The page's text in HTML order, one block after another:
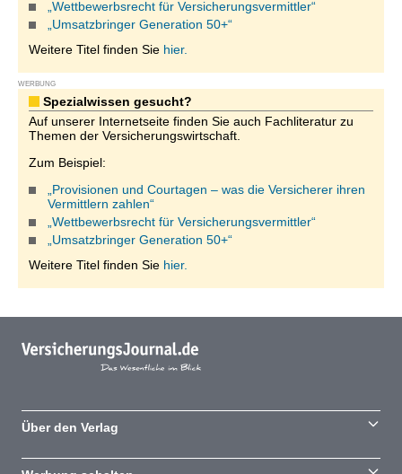
„Wettbewerbsrecht für Versicherungsvermittler“
„Umsatzbringer Generation 50+“
Weitere Titel finden Sie hier.
WERBUNG
Spezialwissen gesucht?
Auf unserer Internetseite finden Sie auch Fachliteratur zu
Themen der Versicherungswirtschaft.
Zum Beispiel:
„Provisionen und Courtagen – was die Versicherer ihren
Vermittlern zahlen“
„Wettbewerbsrecht für Versicherungsvermittler“
„Umsatzbringer Generation 50+“
Weitere Titel finden Sie hier.
Über den Verlag